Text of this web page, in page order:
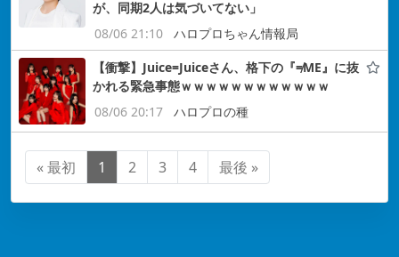
が、同期2人は気づいてない」
08/06 21:10
ハロプロちゃん情報局
【衝撃】Juice=Juiceさん、格下の『≠ME』に抜
かれる緊急事態ｗｗｗｗｗｗｗｗｗｗｗｗ
08/06 20:17
ハロプロの種
« 最初 1 2 3 4 最後 »